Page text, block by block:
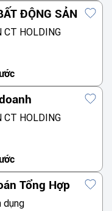
ĐỘNG SẢN
CT HOLDING
CT HOLDING
Tổng Hợp
dụng